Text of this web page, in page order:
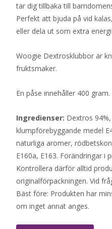
tar dig tillbaka till
Perfekt att bjuda på vid
eller dela ut som extra
Woogie Dextrosklubbor är
fruktsmaker.
En påse innehåller 400 gram.
Ingredienser: Dextros
klumpförebyggande medel
naturliga aromer,
E160a, E163. Förändringar i
Kontrollera därför alltid
originalförpackningen. Vid
Bäst före: Produkten har
om inget annat anges.